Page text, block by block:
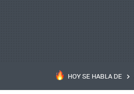
HOY SE HABLA DE